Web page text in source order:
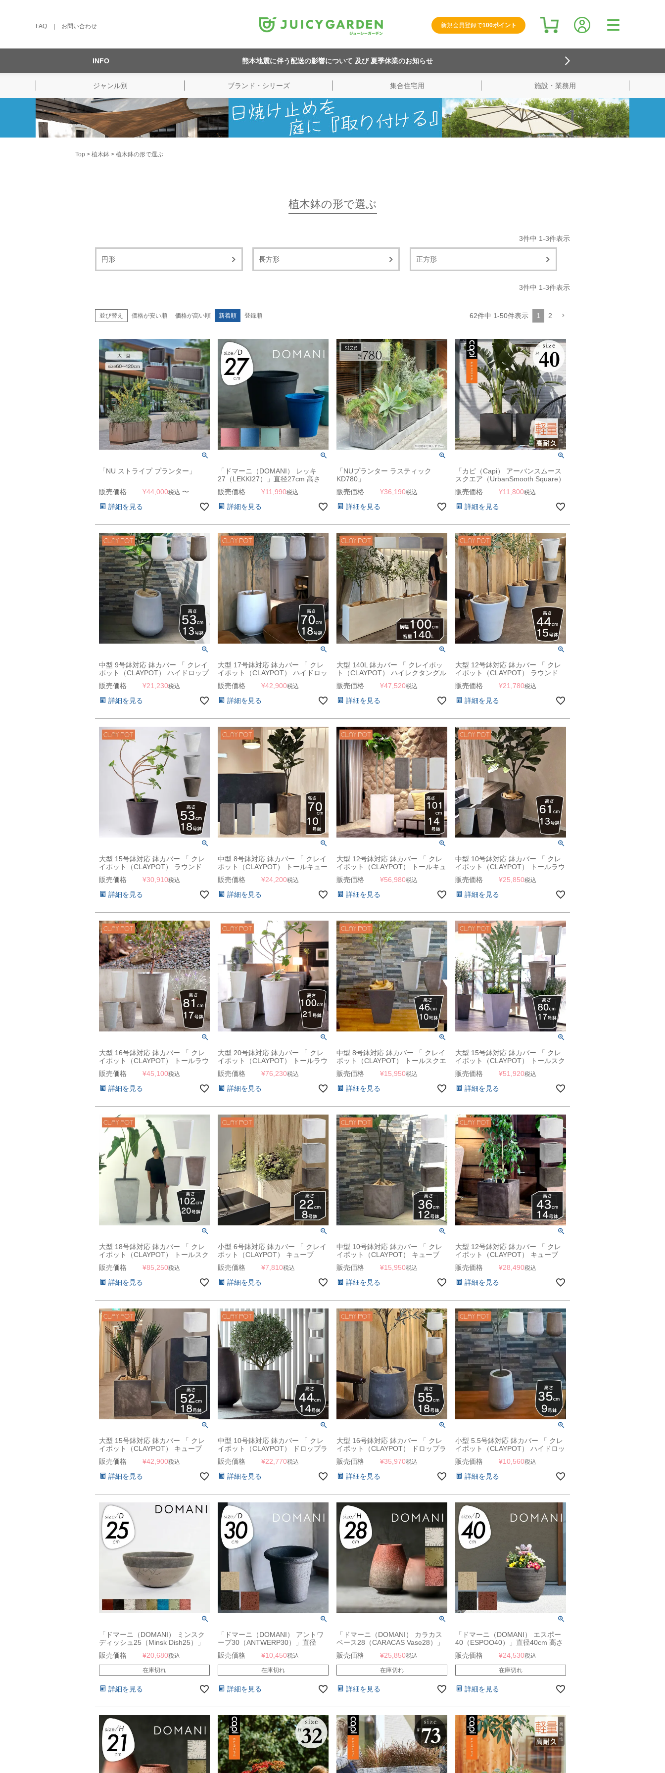
FAQ お問い合わせ 新規会員登録で100ポイント
検索
INFO 熊本地震に伴う配送の影響について 及び 夏季休業のお知らせ
ジャンル別 ブランド・シリーズ 集合住宅用 施設・業務用
Top 植木鉢 植木鉢の形で選ぶ
植木鉢の形で選ぶ
3件中 1-3件表示
円形 長方形 正方形
3件中 1-3件表示
並び替え 価格が安い順 価格が高い順 新着順 登録順 62件中 1-50件表示 1 2
「NU ストライプ プランター」
販売価格 ¥44,000税込 〜
詳細を見る
「ドマーニ（DOMANI） レッキ
27（LEKKI27）」直径27cm 高さ
24cm 9合鉢相当 底穴あり
販売価格 ¥11,990税込
詳細を見る
「NUプランター ラスティック
KD780」
販売価格
¥36,190税込
詳細を見る
「カピ（Capi） アーバンスムース
スクエア（UrbanSmooth Square）
Mサイズ（□40×H40cm）」13号鉢
相当／特大・大型／ブラック・ダー
クグレー／底穴なし／植木鉢 おし
ゃれ 軽量
販売価格 ¥11,800税込
詳細を見る
中型 9号鉢対応 鉢カバー 「 クレイ
ポット（CLAYPOT） ハイドロップ
ラウンド53（High Drop Round
53） 」 48L 高さ53cm 底穴あり
販売価格 ¥21,230税込
詳細を見る
大型 17号鉢対応 鉢カバー 「 クレ
イポット（CLAYPOT） ハイドロッ
プラウンド70（High Drop Round
70） 」 120L 高さ70cm 底穴あり
販売価格 ¥42,900税込
詳細を見る
大型 140L 鉢カバー 「 クレイポッ
ト（CLAYPOT） ハイレクタングル
100（High Rectangle 100） 」 高
さ51cm 底穴あり
販売価格 ¥47,520税込
詳細を見る
大型 12号鉢対応 鉢カバー 「 クレ
イポット（CLAYPOT） ラウンド
44（Round 44） 」 38L 高さ44cm
底穴あり
販売価格 ¥21,780税込
詳細を見る
大型 15号鉢対応 鉢カバー 「 クレ
イポット（CLAYPOT） ラウンド
53（Round 53） 」 70L 高さ53cm
底穴あり
販売価格 ¥30,910税込
詳細を見る
中型 8号鉢対応 鉢カバー 「 クレイ
ポット（CLAYPOT） トールキュー
ブ70（Tall Cube 70） 」 65L 高さ
70cm 底穴あり
販売価格 ¥24,200税込
詳細を見る
大型 12号鉢対応 鉢カバー 「 クレ
イポット（CLAYPOT） トールキュ
ーブ100（Tall Cube 100） 」 180L
高さ101cm 底穴あり
販売価格 ¥56,980税込
詳細を見る
中型 10号鉢対応 鉢カバー 「 クレ
イポット（CLAYPOT） トールラウ
ンド61（Tall Round 61） 」 48L 高
さ61cm 底穴あり
販売価格 ¥25,850税込
詳細を見る
大型 16号鉢対応 鉢カバー 「 クレ
イポット（CLAYPOT） トールラウ
ンド81（Tall Round 81） 」 110L
高さ81cm 底穴あり
販売価格 ¥45,100税込
詳細を見る
大型 20号鉢対応 鉢カバー 「 クレ
イポット（CLAYPOT） トールラウ
ンド102（Tall Round 102） 」
215L 高さ100cm 底穴あり
販売価格 ¥76,230税込
詳細を見る
中型 8号鉢対応 鉢カバー 「 クレイ
ポット（CLAYPOT） トールスクエ
ア46（Tall Square 46） 」 28L 高
さ46cm 底穴あり
販売価格 ¥15,950税込
詳細を見る
大型 15号鉢対応 鉢カバー 「 クレ
イポット（CLAYPOT） トールスク
エア81（Tall Square 81） 」 135L
高さ80cm 底穴あり
販売価格 ¥51,920税込
詳細を見る
大型 18号鉢対応 鉢カバー 「 クレ
イポット（CLAYPOT） トールスク
エア102（Tall Square 102） 」
220L 高さ102cm 底穴あり
販売価格 ¥85,250税込
詳細を見る
小型 6号鉢対応 鉢カバー 「 クレイ
ポット（CLAYPOT） キューブ
22（Cube 22） 」 10L 高さ22cm
底穴あり
販売価格 ¥7,810税込
詳細を見る
中型 10号鉢対応 鉢カバー 「 クレ
イポット（CLAYPOT） キューブ
36（Cube 36） 」 40L 高さ36cm
底穴あり
販売価格 ¥15,950税込
詳細を見る
大型 12号鉢対応 鉢カバー 「 クレ
イポット（CLAYPOT） キューブ
43（Cube 43） 」 75L 高さ43cm
底穴あり
販売価格 ¥28,490税込
詳細を見る
大型 15号鉢対応 鉢カバー 「 クレ
イポット（CLAYPOT） キューブ
52（Cube 52） 」 145L 高さ52cm
底穴あり
販売価格 ¥42,900税込
詳細を見る
中型 10号鉢対応 鉢カバー 「 クレ
イポット（CLAYPOT） ドロップラ
ウンド44（Drop Round 44） 」
50L 高さ44cm 底穴あり
販売価格 ¥22,770税込
詳細を見る
大型 16号鉢対応 鉢カバー 「 クレ
イポット（CLAYPOT） ドロップラ
ウンド55（Drop Round 55） 」
100L 高さ55cm 底穴あり
販売価格 ¥35,970税込
詳細を見る
小型 5.5号鉢対応 鉢カバー 「 クレ
イポット（CLAYPOT） ハイドロッ
プラウンド35（High Drop Round
35） 」 14L 高さ35cm 底穴あり
販売価格 ¥10,560税込
詳細を見る
「ドマーニ（DOMANI） ミンスク
ディッシュ25（Minsk Dish25）」
直径25cm 高さ12cm 5号鉢相当
販売価格 ¥20,680税込
在庫切れ
詳細を見る
「ドマーニ（DOMANI） アントワ
ープ30（ANTWERP30）」直径
30cm 高さ24cm 10合鉢相当 底穴あ
り
販売価格 ¥10,450税込
在庫切れ
詳細を見る
「ドマーニ（DOMANI） カラカス
ベース28（CARACAS Vase28）」
直径21cm 高さ28cm 7合鉢相当
販売価格 ¥25,850税込
在庫切れ
詳細を見る
「ドマーニ（DOMANI） エスポー
40（ESPOO40）」直径40cm 高さ
35cm 13合鉢相当 底穴あり
販売価格 ¥24,530税込
在庫切れ
詳細を見る